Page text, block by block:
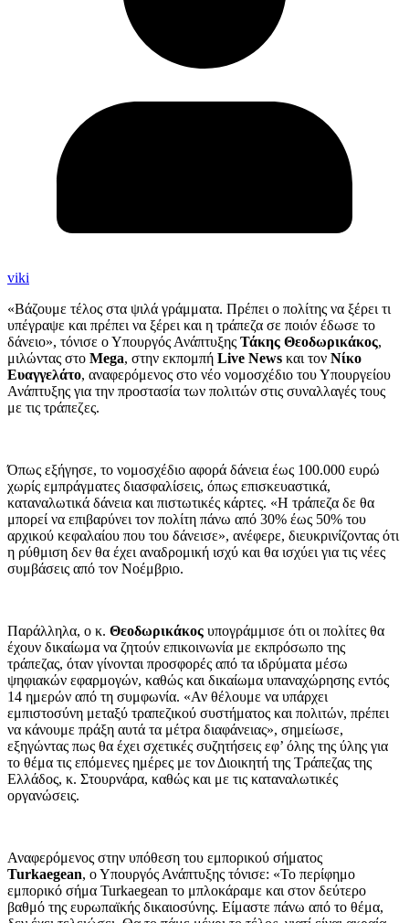
viki
«Βάζουμε τέλος στα ψιλά γράμματα. Πρέπει ο πολίτης να ξέρει τι
υπέγραψε και πρέπει να ξέρει και η τράπεζα σε ποιόν έδωσε το
δάνειο», τόνισε ο Υπουργός Ανάπτυξης Τάκης Θεοδωρικάκος,
μιλώντας στο Mega, στην εκπομπή Live News και τον Νίκο
Ευαγγελάτο, αναφερόμενος στο νέο νομοσχέδιο του Υπουργείου
Ανάπτυξης για την προστασία των πολιτών στις συναλλαγές τους
με τις τράπεζες.
Όπως εξήγησε, το νομοσχέδιο αφορά δάνεια έως 100.000 ευρώ
χωρίς εμπράγματες διασφαλίσεις, όπως επισκευαστικά,
καταναλωτικά δάνεια και πιστωτικές κάρτες. «Η τράπεζα δε θα
μπορεί να επιβαρύνει τον πολίτη πάνω από 30% έως 50% του
αρχικού κεφαλαίου που του δάνεισε», ανέφερε, διευκρινίζοντας ότι
η ρύθμιση δεν θα έχει αναδρομική ισχύ και θα ισχύει για τις νέες
συμβάσεις από τον Νοέμβριο.
Παράλληλα, ο κ. Θεοδωρικάκος υπογράμμισε ότι οι πολίτες θα
έχουν δικαίωμα να ζητούν επικοινωνία με εκπρόσωπο της
τράπεζας, όταν γίνονται προσφορές από τα ιδρύματα μέσω
ψηφιακών εφαρμογών, καθώς και δικαίωμα υπαναχώρησης εντός
14 ημερών από τη συμφωνία. «Αν θέλουμε να υπάρχει
εμπιστοσύνη μεταξύ τραπεζικού συστήματος και πολιτών, πρέπει
να κάνουμε πράξη αυτά τα μέτρα διαφάνειας», σημείωσε,
εξηγώντας πως θα έχει σχετικές συζητήσεις εφ’ όλης της ύλης για
το θέμα τις επόμενες ημέρες με τον Διοικητή της Τράπεζας της
Ελλάδος, κ. Στουρνάρα, καθώς και με τις καταναλωτικές
οργανώσεις.
Αναφερόμενος στην υπόθεση του εμπορικού σήματος
Turkaegean, ο Υπουργός Ανάπτυξης τόνισε: «Το περίφημο
εμπορικό σήμα Turkaegean το μπλοκάραμε και στον δεύτερο
βαθμό της ευρωπαϊκής δικαιοσύνης. Είμαστε πάνω από το θέμα,